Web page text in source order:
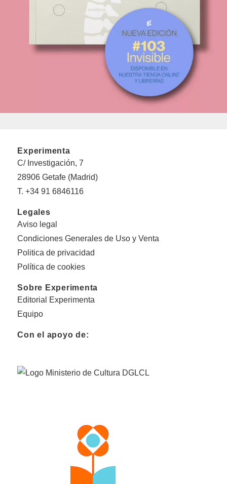
Experimenta
C/ Investigación, 7
28906 Getafe (Madrid)
T. +34 91 6846116
Legales
Aviso legal
Condiciones Generales de Uso y Venta
Politica de privacidad
Política de cookies
Sobre Experimenta
Editorial Experimenta
Equipo
Con el apoyo de: